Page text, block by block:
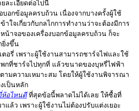
ละเอียดต่อไปนี้
อกข้อมูลครบถ้วน เนื่องจากบางครั้งผู้ใช้
าใจเกี่ยวกับกลไกการทำงานว่าจะต้องมีการ
น้าจอของเครื่องบอกข้อมูลครบถ้วน ก็จะ
ยิ่งขึ้น
ตอรี่ เพราะผู้ใช้งานสามารถชาร์จไฟและใช้
พกที่ชาร์จไปทุกที่ แล้วขนาดของบุหรี่ไฟฟ้า
ามความเหมาะสม โดยให้ผู้ใช้งานพิจารณา
เป็นหลัก
ห้อไหนดี ที่สุดข้อนี้พลาดไม่ได้เลย ให้ซื้อที่
แล้ว เพราะผู้ใช้งานไม่ต้องปรับแต่งเยอะ